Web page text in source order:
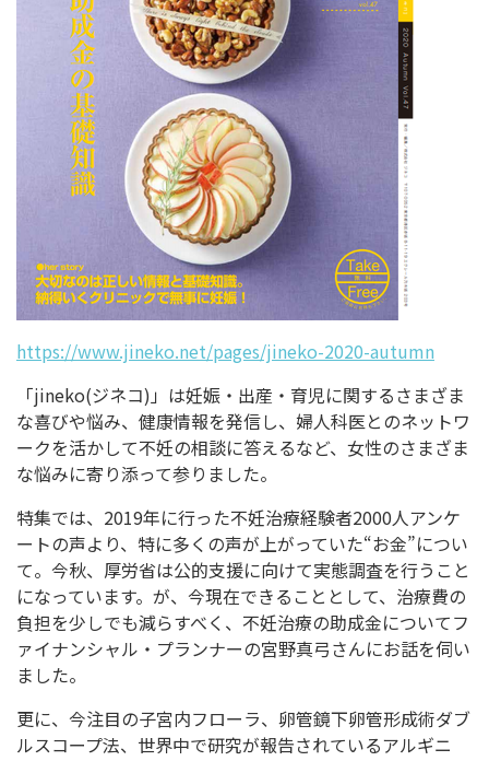
https://www.jineko.net/pages/jineko-2020-autumn
「jineko(ジネコ)」は妊娠・出産・育児に関するさまざま
な喜びや悩み、健康情報を発信し、婦人科医とのネットワ
ークを活かして不妊の相談に答えるなど、女性のさまざま
な悩みに寄り添って参りました。
特集では、2019年に行った不妊治療経験者2000人アンケ
ートの声より、特に多くの声が上がっていた“お金”につい
て。今秋、厚労省は公的支援に向けて実態調査を行うこと
になっています。が、今現在できることとして、治療費の
負担を少しでも減らすべく、不妊治療の助成金についてフ
ァイナンシャル・プランナーの宮野真弓さんにお話を伺い
ました。
更に、今注目の子宮内フローラ、卵管鏡下卵管形成術ダブ
ルスコープ法、世界中で研究が報告されているアルギニ